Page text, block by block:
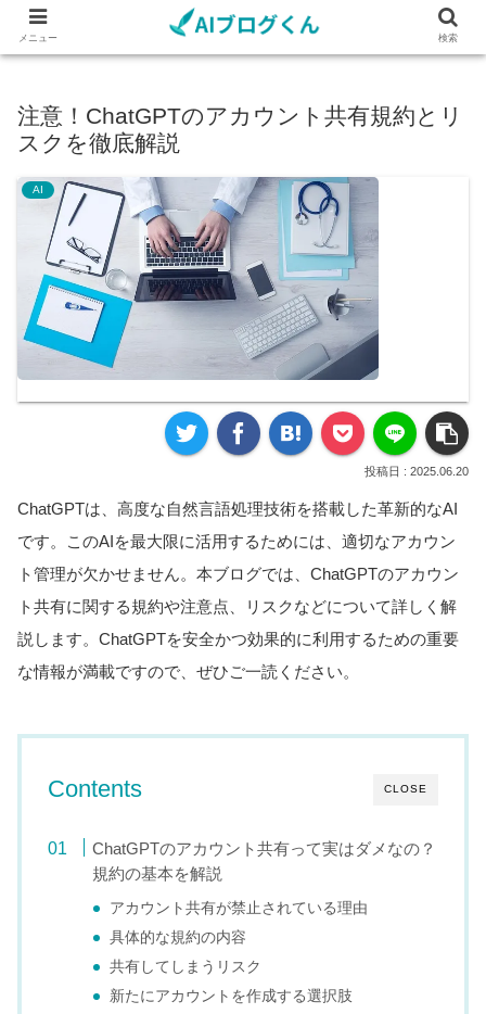
注意！ChatGPTのアカウント共有規約とリ
スクを徹底解説
AI
2025.06.20
ChatGPTは、高度な自然言語処理技術を搭載した革新的なAI
です。このAIを最大限に活用するためには、適切なアカウン
ト管理が欠かせません。本ブログでは、ChatGPTのアカウン
ト共有に関する規約や注意点、リスクなどについて詳しく解
説します。ChatGPTを安全かつ効果的に利用するための重要
な情報が満載ですので、ぜひご一読ください。
CLOSE
Contents
ChatGPTのアカウント共有って実はダメなの？
規約の基本を解説
アカウント共有が禁止されている理由
具体的な規約の内容
共有してしまうリスク
新たにアカウントを作成する選択肢
メニュー 検索